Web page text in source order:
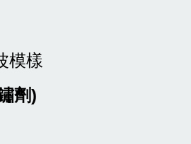
模樣
劑)